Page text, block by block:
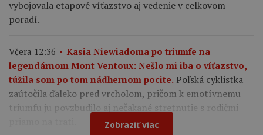
vybojovala etapové víťazstvo aj vedenie v celkovom
poradí.
Včera 12:36
Kasia Niewiadoma po triumfe na
legendárnom Mont Ventoux: Nešlo mi iba o víťazstvo,
túžila som po tom nádhernom pocite. Poľská cyklistka
zaútočila ďaleko pred vrcholom, pričom k emotívnemu
triumfu ju povzbudilo aj nečakané stretnutie s rodičmi
Zobraziť viac